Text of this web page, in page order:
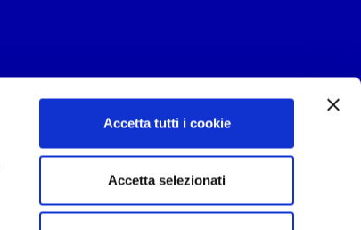
Accetta tutti i cookie
Accetta selezionati